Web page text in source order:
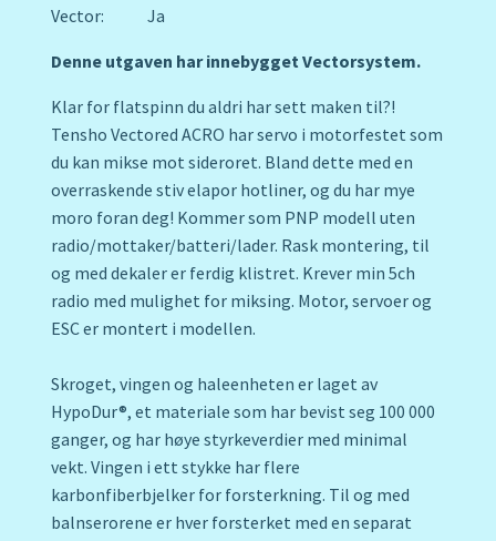
Vector: Ja
Denne utgaven har innebygget Vectorsystem.
Klar for flatspinn du aldri har sett maken til?!
Tensho Vectored ACRO har servo i motorfestet som
du kan mikse mot sideroret. Bland dette med en
overraskende stiv elapor hotliner, og du har mye
moro foran deg! Kommer som PNP modell uten
radio/mottaker/batteri/lader. Rask montering, til
og med dekaler er ferdig klistret. Krever min 5ch
radio med mulighet for miksing. Motor, servoer og
ESC er montert i modellen.
Skroget, vingen og haleenheten er laget av
HypoDur®, et materiale som har bevist seg 100 000
ganger, og har høye styrkeverdier med minimal
vekt. Vingen i ett stykke har flere
karbonfiberbjelker for forsterkning. Til og med
balnserorene er hver forsterket med en separat